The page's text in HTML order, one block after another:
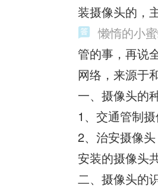
装摄像头的，
懒惰的小
管的事，再说
网络，来源于
一、摄像头的
1、交通管制
2、治安摄像
安装的摄像头
二、摄像头的